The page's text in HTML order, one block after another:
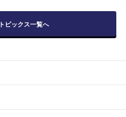
トピックス一覧へ